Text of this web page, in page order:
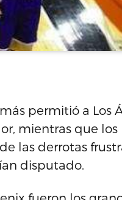
permitió a Los
mientras que los
las derrotas
disputado.